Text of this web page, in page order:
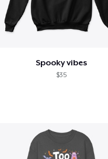
Spooky vibes
$35